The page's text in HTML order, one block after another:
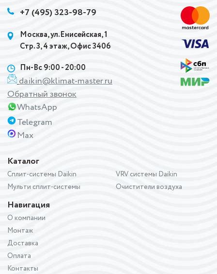
Каталог
Сплит-системы Daikin
Мульти сплит-системы
VRV системы Daikin
Очистители воздуха
Навигация
О компании
Монтаж
Доставка
Оплата
Контакты
+7 (495) 323-98-79
Москва, ул.Енисейская, 1
Стр. 3, 4 этаж, Офис 3406
Пн-Вс 9:00 - 20:00
daikin@klimat-master.ru
Обратный звонок
WhatsApp
Telegram
Max